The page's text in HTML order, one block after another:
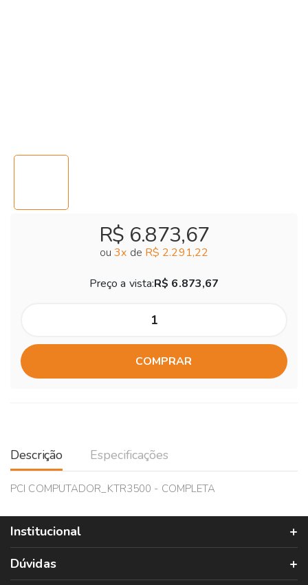
R$ 6.873,67
ou3x de R$ 2.291,22
Preço a vista:R$ 6.873,67
COMPRAR
Descrição Especificações
PCI COMPUTADOR_KTR3500 - COMPLETA
Institucional
Dúvidas